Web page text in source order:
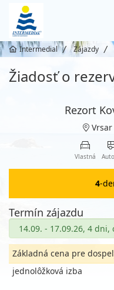
Intermedial Zájazdy
Žiadosť o
Rezort
Vrsar
Vlastná
4-
Termín zájazdu
Základná cena pre
jednolôžková izba